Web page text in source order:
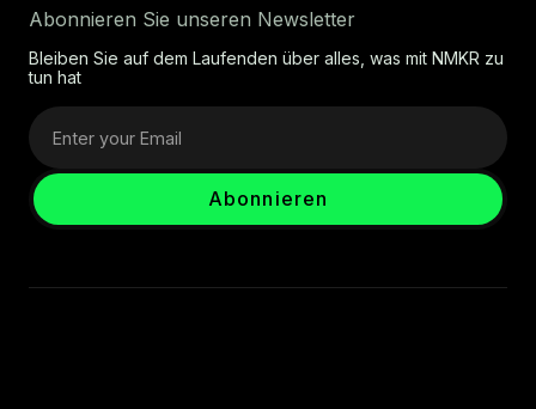
Abonnieren Sie unseren Newsletter
Bleiben Sie auf dem Laufenden über alles, was mit NMKR zu
tun hat